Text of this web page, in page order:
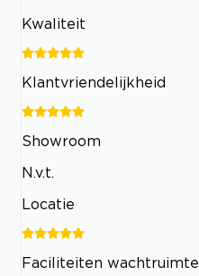
Kwaliteit
Klantvriendelijkheid
Showroom
N.v.t.
Locatie
Faciliteiten wachtruimte